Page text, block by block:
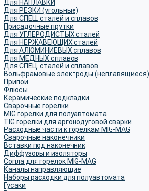
Для НАПЛАВКИ
Для РЕЗКИ (угольные)
Для СПЕЦ. сталей и сплавов
Присадочные прутки
Для УГЛЕРОДИСТЫХ сталей
Для НЕРЖАВЕЮЩИХ сталей
Для АЛЮМИНИЕВЫХ сплавов
Для МЕДНЫХ сплавов
Для СПЕЦ. сталей и сплавов
Вольфрамовые электроды (неплавящиеся)
Припои
Флюсы
Керамические подкладки
Сварочные горелки
MIG горелки для полуавтомата
TIG горелки для аргонодуговой сварки
Расходные части к горелкам MIG-MAG
Сварочные наконечники
Вставки под наконечник
Диффузоры и изоляторы
Сопла для горелок MIG-MAG
Каналы направляющие
Наборы расходки для полуавтомата
Гусаки